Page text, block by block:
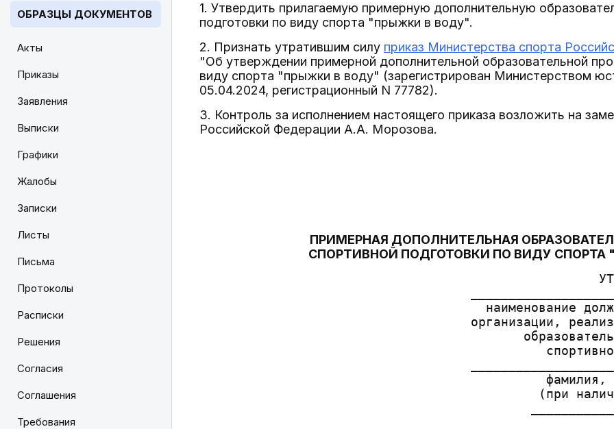
ОБРАЗЦЫ ДОКУМЕНТОВ
Акты
Приказы
Заявления
Выписки
Графики
Жалобы
Записки
Листы
Письма
Протоколы
Расписки
Решения
Согласия
Соглашения
Требования
1. Утвердить прилагаемую примерную дополнительную
подготовки по виду спорта "прыжки в воду".
2. Признать утратившим силу приказ Министерства спорта
"Об утверждении примерной дополнительной образовательной
виду спорта "прыжки в воду" (зарегистрирован Министерством
05.04.2024, регистрационный N 77782).
3. Контроль за исполнением настоящего приказа возложить на
Российской Федерации А.А. Морозова.
ПРИМЕРНАЯ ДОПОЛНИТЕЛЬНАЯ
СПОРТИВНОЙ ПОДГОТОВКИ ПО ВИДУ
наименование
организации,
фамилия,
(при